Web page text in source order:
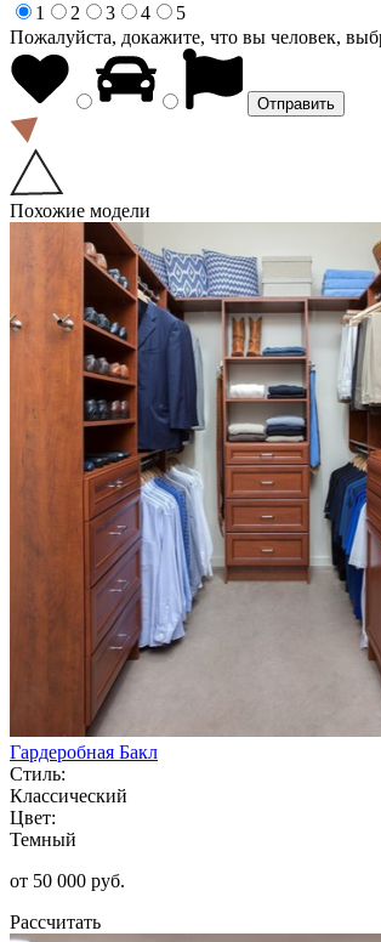
1
2 3 4
5
Пожалуйста, докажите, что вы человек,
Похожие модели
Гардеробная Бакл
Стиль:
Классический
Цвет:
Темный
от 50 000 руб.
Рассчитать